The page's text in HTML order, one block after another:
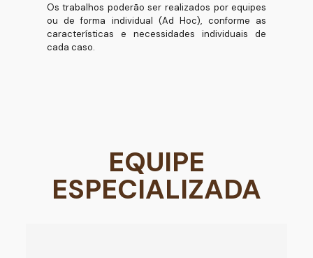
Os trabalhos poderão ser realizados por equipes
ou de forma individual (Ad Hoc), conforme as
características e necessidades individuais de
cada caso.
EQUIPE
ESPECIALIZADA